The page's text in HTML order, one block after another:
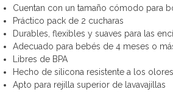
Cuentan con un tamaño cómodo para
Práctico pack de 2 cucharas
Durables, flexibles y suaves para las
Adecuado para bebés de 4 meses o
Libres de BPA
Hecho de silicona resistente a los olores.
Apto para rejilla superior de lavavajillas